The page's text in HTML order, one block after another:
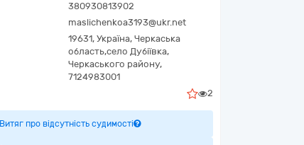
380930813902
maslichenkoa3193@ukr.net
19631, Україна, Черкаська
область,село Дубіївка,
Черкаського району,
7124983001
2
Витяг про відсутність судимості